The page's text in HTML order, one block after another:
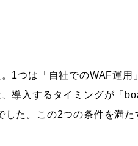
1つは「自社でのWAF運用
導入するタイミングが「
た。この2つの条件を満た